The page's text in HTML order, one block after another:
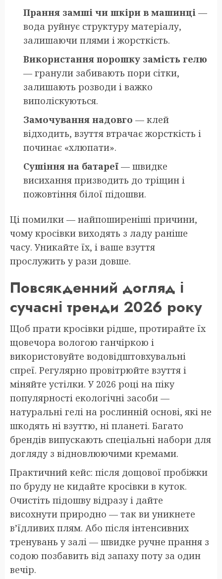
Прання замші чи шкіри в машинці —
вода руйнує структуру матеріалу,
залишаючи плями і жорсткість.
Використання порошку замість гелю
— гранули забивають пори сітки,
залишають розводи і важко
виполіскуються.
Замочування надовго — клей
відходить, взуття втрачає жорсткість і
починає «хлюпати».
Сушіння на батареї — швидке
висихання призводить до тріщин і
пожовтіння білої підошви.
Ці помилки — найпоширеніші причини,
чому кросівки виходять з ладу раніше
часу. Уникайте їх, і ваше взуття
прослужить у рази довше.
Повсякденний догляд і
сучасні тренди 2026 року
Щоб прати кросівки рідше, протирайте їх
щовечора вологою ганчіркою і
використовуйте водовідштовхувальні
спреї. Регулярно провітрюйте взуття і
міняйте устілки. У 2026 році на піку
популярності екологічні засоби —
натуральні гелі на рослинній основі, які не
шкодять ні взуттю, ні планеті. Багато
брендів випускають спеціальні набори для
догляду з відновлюючими кремами.
Практичний кейс: після дощової пробіжки
по бруду не кидайте кросівки в куток.
Очистіть підошву відразу і дайте
висохнути природно — так ви уникнете
в’їдливих плям. Або після інтенсивних
тренувань у залі — швидке ручне прання з
содою позбавить від запаху поту за один
вечір.